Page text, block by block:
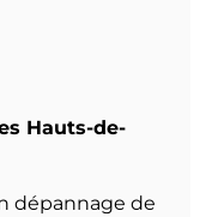
Hauts-de-
dépannage de